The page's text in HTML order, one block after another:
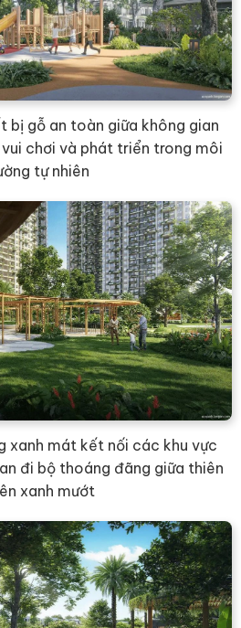
bị gỗ an toàn giữa không gian
chơi và phát triển trong môi
tự nhiên
xanh mát kết nối các khu vực
đi bộ thoáng đãng giữa thiên
xanh mướt